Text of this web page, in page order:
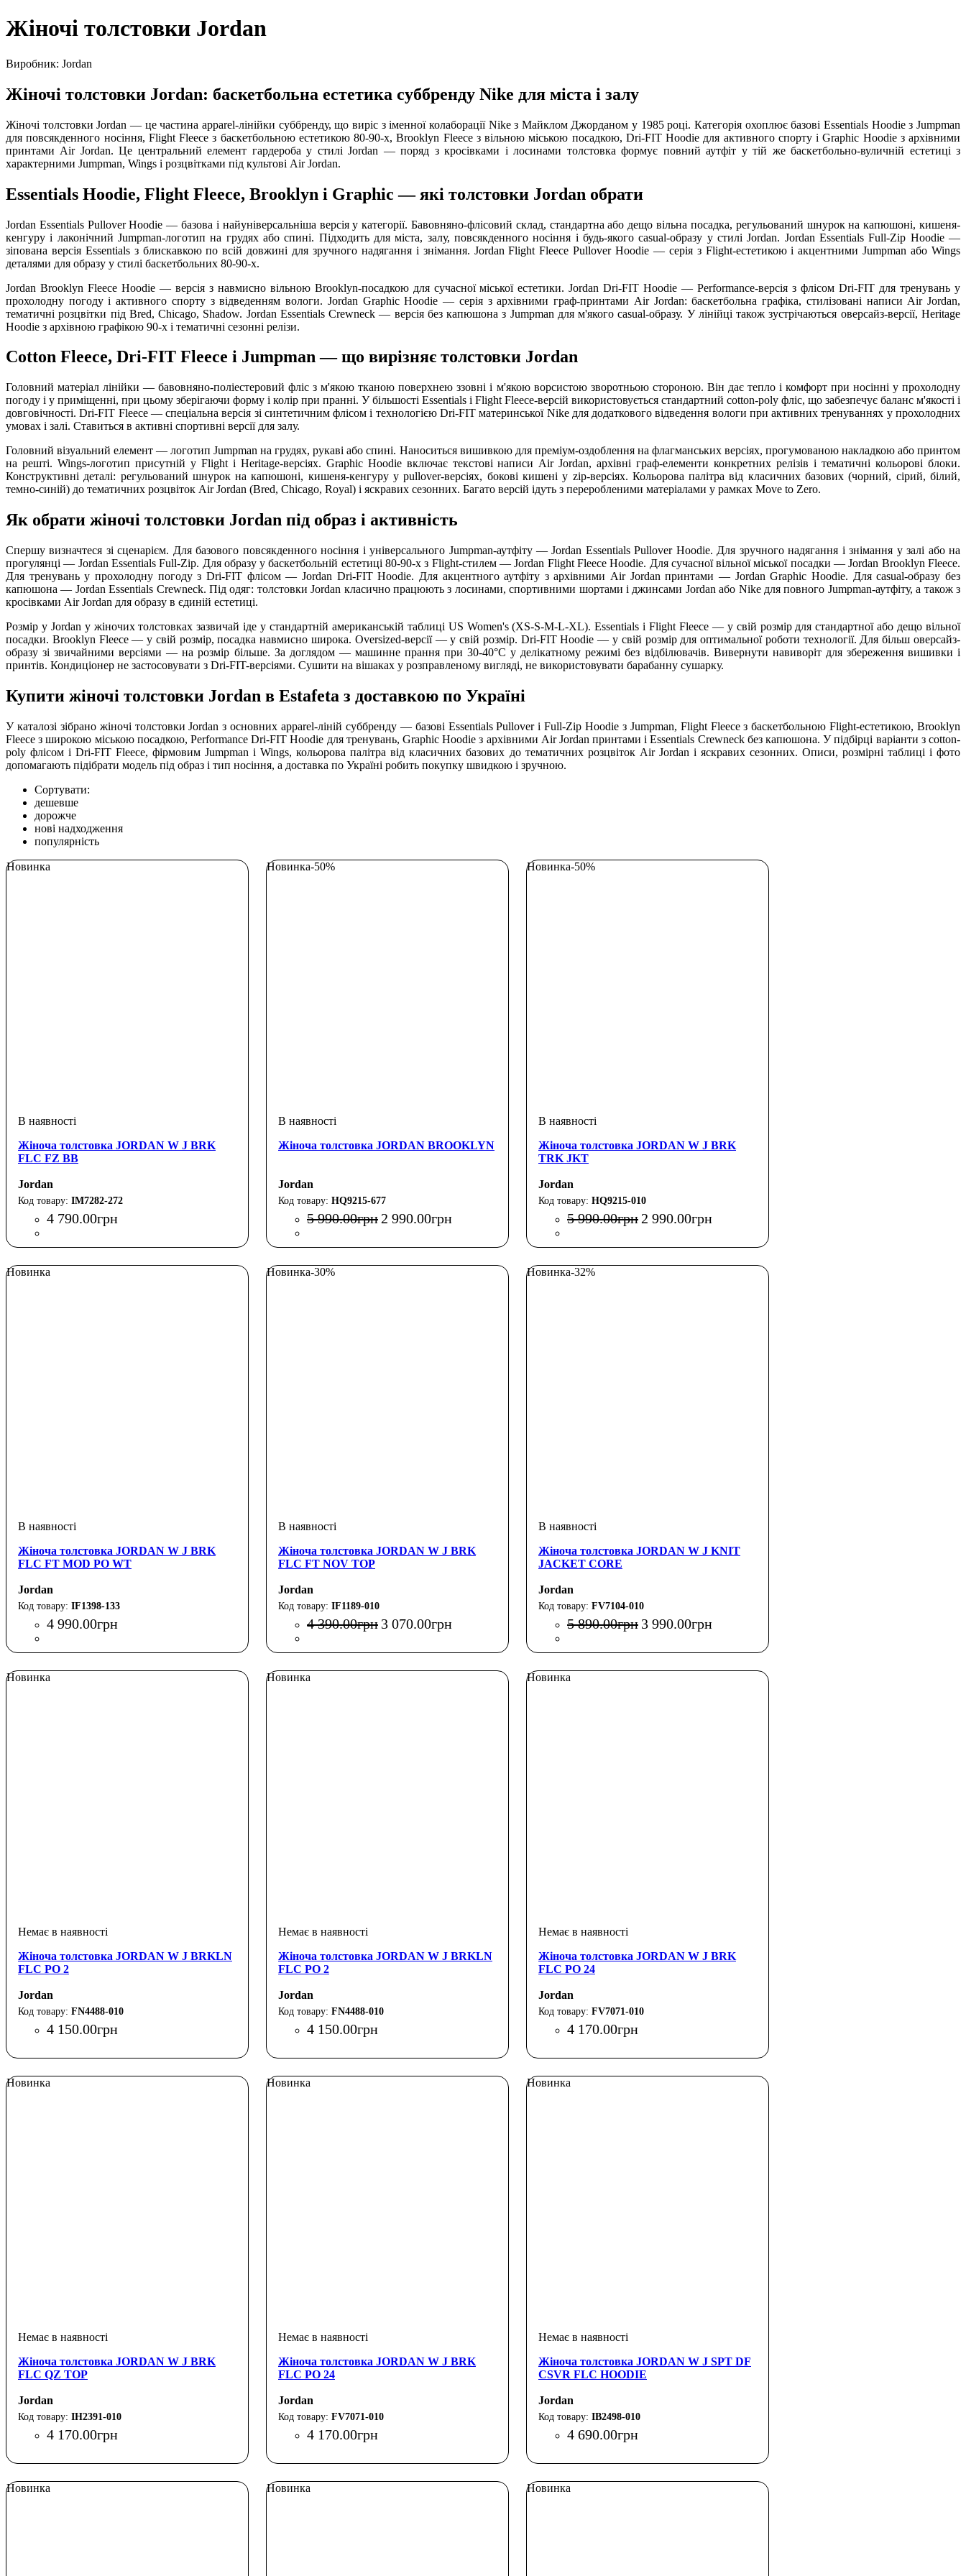
Жіночі толстовки Jordan
Виробник: Jordan
Жіночі толстовки Jordan: баскетбольна естетика суббренду Nike для міста і залу
Жіночі толстовки Jordan — це частина apparel-лінійки суббренду, що виріс з іменної колаборації Nike з Майклом Джорданом у 1985 році. Категорія охоплює базові Essentials Hoodie з Jumpman
для повсякденного носіння, Flight Fleece з баскетбольною естетикою 80-90-х, Brooklyn Fleece з вільною міською посадкою, Dri-FIT Hoodie для активного спорту і Graphic Hoodie з архівними
принтами Air Jordan. Це центральний елемент гардероба у стилі Jordan — поряд з кросівками і лосинами толстовка формує повний аутфіт у тій же баскетбольно-вуличній естетиці з
характерними Jumpman, Wings і розцвітками під культові Air Jordan.
Essentials Hoodie, Flight Fleece, Brooklyn і Graphic — які толстовки Jordan обрати
Jordan Essentials Pullover Hoodie — базова і найуніверсальніша версія у категорії. Бавовняно-флісовий склад, стандартна або дещо вільна посадка, регульований шнурок на капюшоні, кишеня-
кенгуру і лаконічний Jumpman-логотип на грудях або спині. Підходить для міста, залу, повсякденного носіння і будь-якого casual-образу у стилі Jordan. Jordan Essentials Full-Zip Hoodie —
зіпована версія Essentials з блискавкою по всій довжині для зручного надягання і знімання. Jordan Flight Fleece Pullover Hoodie — серія з Flight-естетикою і акцентними Jumpman або Wings
деталями для образу у стилі баскетбольних 80-90-х.
Jordan Brooklyn Fleece Hoodie — версія з навмисно вільною Brooklyn-посадкою для сучасної міської естетики. Jordan Dri-FIT Hoodie — Performance-версія з флісом Dri-FIT для тренувань у
прохолодну погоду і активного спорту з відведенням вологи. Jordan Graphic Hoodie — серія з архівними граф-принтами Air Jordan: баскетбольна графіка, стилізовані написи Air Jordan,
тематичні розцвітки під Bred, Chicago, Shadow. Jordan Essentials Crewneck — версія без капюшона з Jumpman для м'якого casual-образу. У лінійці також зустрічаються оверсайз-версії, Heritage
Hoodie з архівною графікою 90-х і тематичні сезонні релізи.
Cotton Fleece, Dri-FIT Fleece і Jumpman — що вирізняє толстовки Jordan
Головний матеріал лінійки — бавовняно-поліестеровий фліс з м'якою тканою поверхнею ззовні і м'якою ворсистою зворотньою стороною. Він дає тепло і комфорт при носінні у прохолодну
погоду і у приміщенні, при цьому зберігаючи форму і колір при пранні. У більшості Essentials і Flight Fleece-версій використовується стандартний cotton-poly фліс, що забезпечує баланс м'якості і
довговічності. Dri-FIT Fleece — спеціальна версія зі синтетичним флісом і технологією Dri-FIT материнської Nike для додаткового відведення вологи при активних тренуваннях у прохолодних
умовах і залі. Ставиться в активні спортивні версії для залу.
Головний візуальний елемент — логотип Jumpman на грудях, рукаві або спині. Наноситься вишивкою для преміум-оздоблення на флагманських версіях, прогумованою накладкою або принтом
на решті. Wings-логотип присутній у Flight і Heritage-версіях. Graphic Hoodie включає текстові написи Air Jordan, архівні граф-елементи конкретних релізів і тематичні кольорові блоки.
Конструктивні деталі: регульований шнурок на капюшоні, кишеня-кенгуру у pullover-версіях, бокові кишені у zip-версіях. Кольорова палітра від класичних базових (чорний, сірий, білий,
темно-синій) до тематичних розцвіток Air Jordan (Bred, Chicago, Royal) і яскравих сезонних. Багато версій ідуть з переробленими матеріалами у рамках Move to Zero.
Як обрати жіночі толстовки Jordan під образ і активність
Спершу визначтеся зі сценарієм. Для базового повсякденного носіння і універсального Jumpman-аутфіту — Jordan Essentials Pullover Hoodie. Для зручного надягання і знімання у залі або на
прогулянці — Jordan Essentials Full-Zip. Для образу у баскетбольній естетиці 80-90-х з Flight-стилем — Jordan Flight Fleece Hoodie. Для сучасної вільної міської посадки — Jordan Brooklyn Fleece.
Для тренувань у прохолодну погоду з Dri-FIT флісом — Jordan Dri-FIT Hoodie. Для акцентного аутфіту з архівними Air Jordan принтами — Jordan Graphic Hoodie. Для casual-образу без
капюшона — Jordan Essentials Crewneck. Під одяг: толстовки Jordan класично працюють з лосинами, спортивними шортами і джинсами Jordan або Nike для повного Jumpman-аутфіту, а також з
кросівками Air Jordan для образу в єдиній естетиці.
Розмір у Jordan у жіночих толстовках зазвичай іде у стандартній американській таблиці US Women's (XS-S-M-L-XL). Essentials і Flight Fleece — у свій розмір для стандартної або дещо вільної
посадки. Brooklyn Fleece — у свій розмір, посадка навмисно широка. Oversized-версії — у свій розмір. Dri-FIT Hoodie — у свій розмір для оптимальної роботи технології. Для більш оверсайз-
образу зі звичайними версіями — на розмір більше. За доглядом — машинне прання при 30-40°C у делікатному режимі без відбілювачів. Вивернути навиворіт для збереження вишивки і
принтів. Кондиціонер не застосовувати з Dri-FIT-версіями. Сушити на вішаках у розправленому вигляді, не використовувати барабанну сушарку.
Купити жіночі толстовки Jordan в Estafeta з доставкою по Україні
У каталозі зібрано жіночі толстовки Jordan з основних apparel-ліній суббренду — базові Essentials Pullover і Full-Zip Hoodie з Jumpman, Flight Fleece з баскетбольною Flight-естетикою, Brooklyn
Fleece з широкою міською посадкою, Performance Dri-FIT Hoodie для тренувань, Graphic Hoodie з архівними Air Jordan принтами і Essentials Crewneck без капюшона. У підбірці варіанти з cotton-
poly флісом і Dri-FIT Fleece, фірмовим Jumpman і Wings, кольорова палітра від класичних базових до тематичних розцвіток Air Jordan і яскравих сезонних. Описи, розмірні таблиці і фото
допомагають підібрати модель під образ і тип носіння, а доставка по Україні робить покупку швидкою і зручною.
Сортувати:
дешевше
дорожче
нові надходження
популярність
Новинка
Жіноча толстовка JORDAN W J BRK
FLC FZ BB
Jordan
IM7282-272
4 790.00грн
Новинка-50%
Жіноча толстовка JORDAN BROOKLYN
Jordan
HQ9215-677
5 990.00грн 2 990.00грн
Новинка-50%
Жіноча толстовка JORDAN W J BRK
TRK JKT
Jordan
HQ9215-010
5 990.00грн 2 990.00грн
Новинка
Жіноча толстовка JORDAN W J BRK
FLC FT MOD PO WT
Jordan
IF1398-133
4 990.00грн
Новинка-30%
Жіноча толстовка JORDAN W J BRK
FLC FT NOV TOP
Jordan
IF1189-010
4 390.00грн 3 070.00грн
Новинка-32%
Жіноча толстовка JORDAN W J KNIT
JACKET CORE
Jordan
FV7104-010
5 890.00грн 3 990.00грн
Новинка
Жіноча толстовка JORDAN W J BRKLN
FLC PO 2
Jordan
FN4488-010
4 150.00грн
Новинка
Жіноча толстовка JORDAN W J BRKLN
FLC PO 2
Jordan
FN4488-010
4 150.00грн
Новинка
Жіноча толстовка JORDAN W J BRK
FLC PO 24
Jordan
FV7071-010
4 170.00грн
Новинка
Жіноча толстовка JORDAN W J BRK
FLC QZ TOP
Jordan
IH2391-010
4 170.00грн
Новинка
Жіноча толстовка JORDAN W J BRK
FLC PO 24
Jordan
FV7071-010
4 170.00грн
Новинка
Жіноча толстовка JORDAN W J SPT DF
CSVR FLC HOODIE
Jordan
IB2498-010
4 690.00грн
Новинка Новинка Новинка